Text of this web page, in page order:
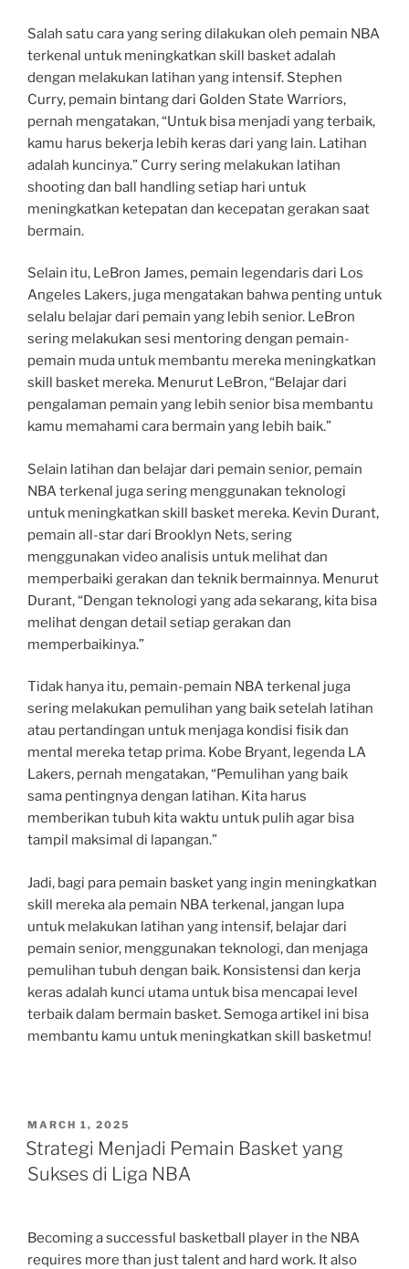
Salah satu cara yang sering dilakukan oleh pemain NBA
terkenal untuk meningkatkan skill basket adalah
dengan melakukan latihan yang intensif. Stephen
Curry, pemain bintang dari Golden State Warriors,
pernah mengatakan, “Untuk bisa menjadi yang terbaik,
kamu harus bekerja lebih keras dari yang lain. Latihan
adalah kuncinya.” Curry sering melakukan latihan
shooting dan ball handling setiap hari untuk
meningkatkan ketepatan dan kecepatan gerakan saat
bermain.
Selain itu, LeBron James, pemain legendaris dari Los
Angeles Lakers, juga mengatakan bahwa penting untuk
selalu belajar dari pemain yang lebih senior. LeBron
sering melakukan sesi mentoring dengan pemain-
pemain muda untuk membantu mereka meningkatkan
skill basket mereka. Menurut LeBron, “Belajar dari
pengalaman pemain yang lebih senior bisa membantu
kamu memahami cara bermain yang lebih baik.”
Selain latihan dan belajar dari pemain senior, pemain
NBA terkenal juga sering menggunakan teknologi
untuk meningkatkan skill basket mereka. Kevin Durant,
pemain all-star dari Brooklyn Nets, sering
menggunakan video analisis untuk melihat dan
memperbaiki gerakan dan teknik bermainnya. Menurut
Durant, “Dengan teknologi yang ada sekarang, kita bisa
melihat dengan detail setiap gerakan dan
memperbaikinya.”
Tidak hanya itu, pemain-pemain NBA terkenal juga
sering melakukan pemulihan yang baik setelah latihan
atau pertandingan untuk menjaga kondisi fisik dan
mental mereka tetap prima. Kobe Bryant, legenda LA
Lakers, pernah mengatakan, “Pemulihan yang baik
sama pentingnya dengan latihan. Kita harus
memberikan tubuh kita waktu untuk pulih agar bisa
tampil maksimal di lapangan.”
Jadi, bagi para pemain basket yang ingin meningkatkan
skill mereka ala pemain NBA terkenal, jangan lupa
untuk melakukan latihan yang intensif, belajar dari
pemain senior, menggunakan teknologi, dan menjaga
pemulihan tubuh dengan baik. Konsistensi dan kerja
keras adalah kunci utama untuk bisa mencapai level
terbaik dalam bermain basket. Semoga artikel ini bisa
membantu kamu untuk meningkatkan skill basketmu!
POSTED
ON
MARCH 1, 2025
Strategi Menjadi Pemain Basket yang
Sukses di Liga NBA
Becoming a successful basketball player in the NBA
requires more than just talent and hard work. It also